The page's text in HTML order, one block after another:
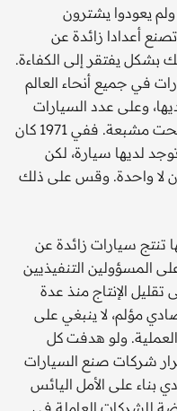
يعودوا يشترون
أعدادا زائدة عن
بشكل يفتقر إلى الكفاءة.
في جميع أنحاء العالم
وعلى عدد السيارات
التي تنتجها، لأن سوق السيارات أصبحت مشبعة. ففي 1971 كان
لديها سيارة، لكن
لا واحدة. وقس على ذلك
تنتج سيارات زائدة عن
المسؤولين التنفيذيين
الإنتاج منذ عدة
مؤلم، لا ينبغي على
ولو هدفت كل
شركات صنع السيارات
بناء على الأمل اليائس